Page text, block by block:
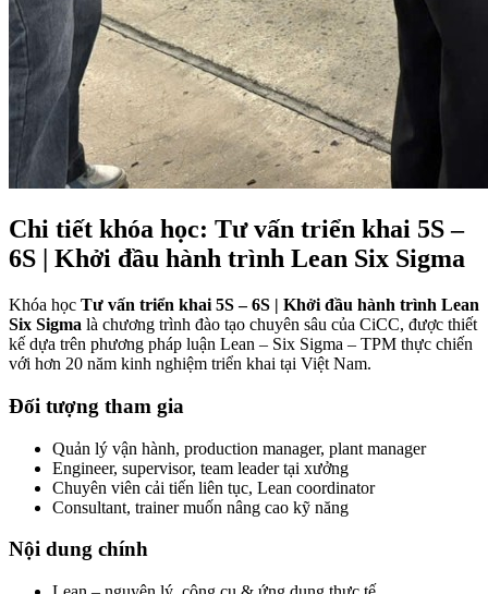
Chi tiết khóa học: Tư vấn triển khai 5S –
6S | Khởi đầu hành trình Lean Six Sigma
Khóa học Tư vấn triển khai 5S – 6S | Khởi đầu hành trình Lean
Six Sigma là chương trình đào tạo chuyên sâu của CiCC, được thiết
kế dựa trên phương pháp luận Lean – Six Sigma – TPM thực chiến
với hơn 20 năm kinh nghiệm triển khai tại Việt Nam.
Đối tượng tham gia
Quản lý vận hành, production manager, plant manager
Engineer, supervisor, team leader tại xưởng
Chuyên viên cải tiến liên tục, Lean coordinator
Consultant, trainer muốn nâng cao kỹ năng
Nội dung chính